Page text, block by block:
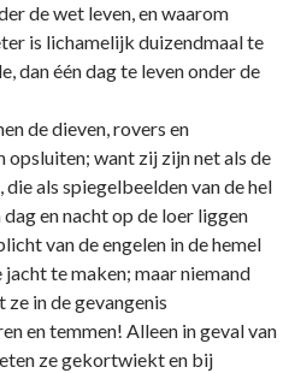
de wet leven, en waarom
is lichamelijk duizendmaal te
dan één dag te leven onder de
de dieven, rovers en
opsluiten; want zij zijn net als de
als spiegelbeelden van de hel
dag en nacht op de loer liggen
van de engelen in de hemel
te maken; maar niemand
in de gevangenis
en temmen! Alleen in geval van
ze gekortwiekt en bij